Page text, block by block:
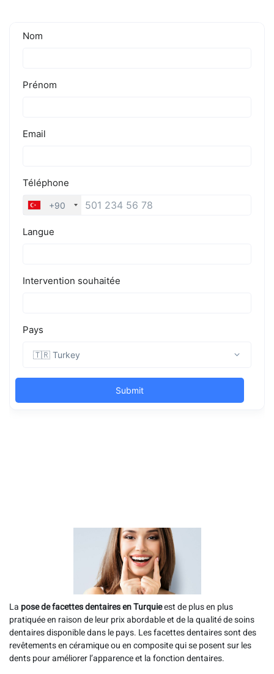
La pose de facettes dentaires en Turquieest de plus en plus
pratiquée en raison de leur prix abordable et de la qualité de soins
dentaires disponible dans le pays. Les facettes dentaires sont des
revêtements en céramique ou en composite qui se posent sur les
dents pour améliorer l’apparence et la fonction dentaires.